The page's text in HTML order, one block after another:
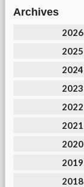
Archives
2026
2025
2024
2023
2022
2021
2020
2019
2018